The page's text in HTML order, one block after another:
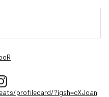
profilecard/?igsh=cXJoan